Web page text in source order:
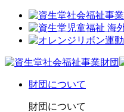
財団について
財団について